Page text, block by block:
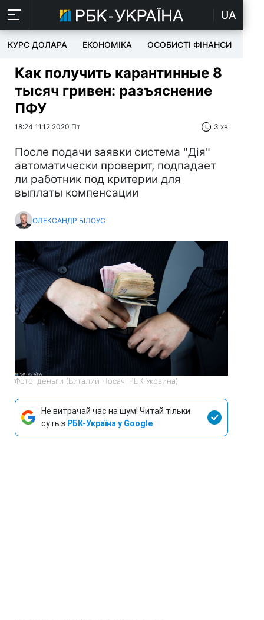
UA
КУРС ДОЛАРА ЕКОНОМІКА ОСОБИСТІ ФІНАНСИ
Как получить карантинные 8
тысяч гривен: разъяснение
ПФУ
18:24 11.12.2020 Пт 3 хв
После подачи заявки система "Дія"
автоматически проверит, подпадает
ли работник под критерии для
выплаты компенсации
ОЛЕКСАНДР БІЛОУС
Фото: деньги (Виталий Носач, РБК-Украина)
Не витрачай час на шум! Читай тільки
суть з РБК-Україна у Google